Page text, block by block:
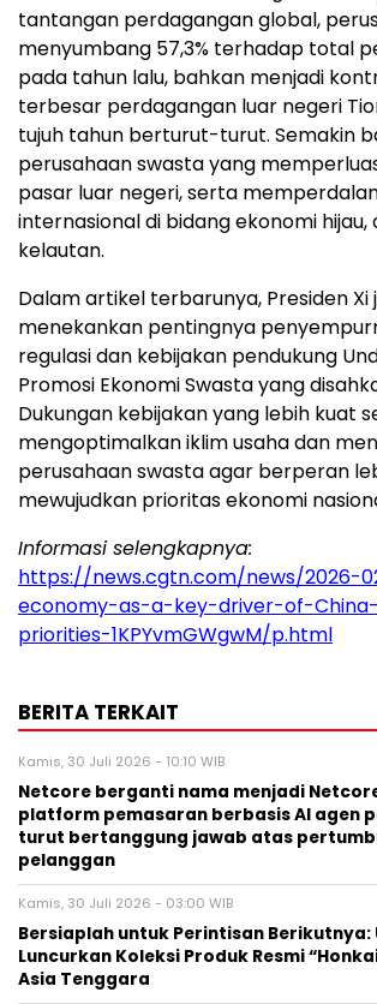
tantangan perdagangan global,
menyumbang 57,3% terhadap total
pada tahun lalu, bahkan menjadi
terbesar perdagangan luar negeri
tujuh tahun berturut-turut. Semakin
perusahaan swasta yang
pasar luar negeri, serta
internasional di bidang ekonomi hijau,
kelautan.
Dalam artikel terbarunya, Presiden Xi
menekankan pentingnya
regulasi dan kebijakan pendukung
Promosi Ekonomi Swasta yang
Dukungan kebijakan yang lebih kuat
mengoptimalkan iklim usaha dan
perusahaan swasta agar berperan
mewujudkan prioritas ekonomi
Informasi selengkapnya:
https://news.cgtn.com/news/2026-
economy-as-a-key-driver-of-
priorities-1KPYvmGWgwM/p.html
BERITA TERKAIT
Kamis, 30 Juli 2026 - 10:10 WIB
Netcore berganti nama menjadi
platform pemasaran berbasis AI agen
turut bertanggung jawab atas
pelanggan
Kamis, 30 Juli 2026 - 03:00 WIB
Bersiaplah untuk Perintisan Berikutnya:
Luncurkan Koleksi Produk Resmi
Asia Tenggara